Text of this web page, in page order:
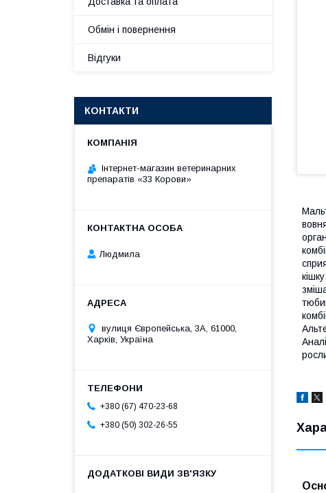
Обмін і повернення
Відгуки
КОНТАКТИ
Інтернет-магазин ветеринарних
препаратів «33 Корови»
Людмила
вулиця Європейська, 3А, 61000,
Харків, Україна
+380 (67) 470-23-68
+380 (50) 302-26-55